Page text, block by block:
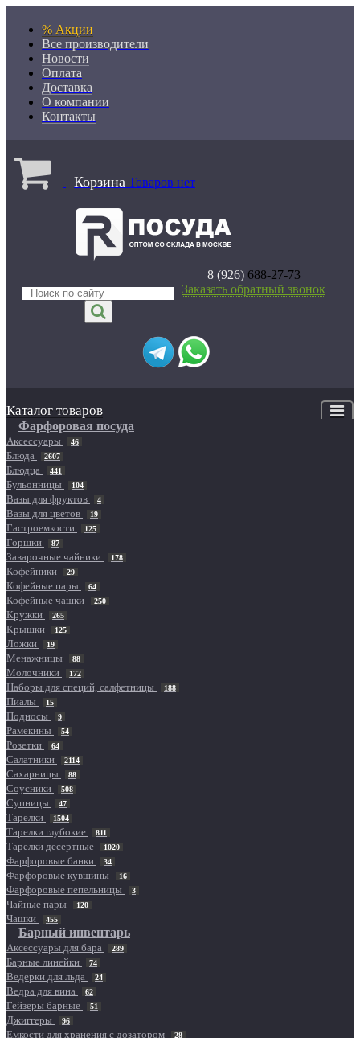
% Акции
Все производители
Новости
Оплата
Доставка
О компании
Контакты
Корзина Товаров нет
8 (926)688-27-73
Заказать обратный звонок
Каталог товаров
Фарфоровая посуда
Аксессуары 46
Блюда 2607
Блюдца 441
Бульонницы 104
Вазы для фруктов 4
Вазы для цветов 19
Гастроемкости 125
Горшки 87
Заварочные чайники 178
Кофейники 29
Кофейные пары 64
Кофейные чашки 250
Кружки 265
Крышки 125
Ложки 19
Менажницы 88
Молочники 172
Наборы для специй, салфетницы 188
Пиалы 15
Подносы 9
Рамекины 54
Розетки 64
Салатники 2114
Сахарницы 88
Соусники 508
Супницы 47
Тарелки 1504
Тарелки глубокие 811
Тарелки десертные 1020
Фарфоровые банки 34
Фарфоровые кувшины 16
Фарфоровые пепельницы 3
Чайные пары 120
Чашки 455
Барный инвентарь
Аксессуары для бара 289
Барные линейки 74
Ведерки для льда 24
Ведра для вина 62
Гейзеры барные 51
Джиггеры 96
Емкости для хранения с дозатором 28